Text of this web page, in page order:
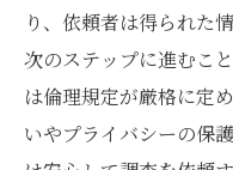
り、依頼者は得られた
次のステップに進むこ
は倫理規定が厳格に定
いやプライバシーの保